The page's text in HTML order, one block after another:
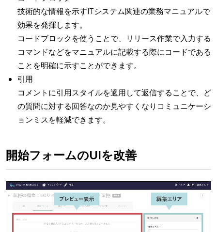
技術的な情報を示すITシステム関連の業務マニュアルで
効果を発揮します。
コードブロックを使うことで、リリース作業で入力する
コマンドなどをマニュアルに記載する際にコードである
ことを明確に示すことができます。
引用
コメントに引用スタイルを適用して返信することで、ど
の質問に対する回答なのか見やすくなりコミュニケーシ
ョンミスを軽減できます。
開始フォームのUIを改善